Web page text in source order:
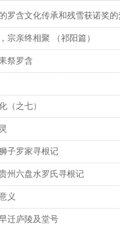
罗含文化传承和残雪获诺奖的
宗亲终相聚 （祁阳篇）
祭罗含
（之七）
子罗家寻根记
州六盘水罗氏寻根记
义
迁庐陵及堂号